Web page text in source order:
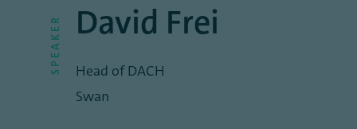
SPEAKER David Frei
Head of DACH
Swan